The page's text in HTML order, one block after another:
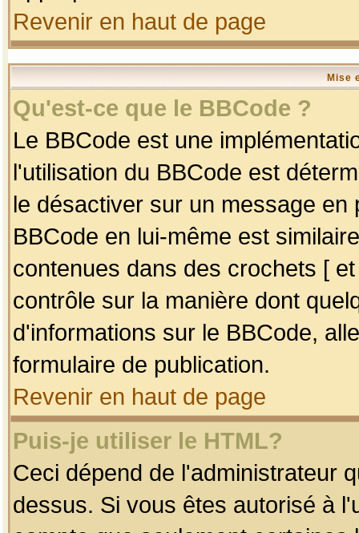
Revenir en haut de page
Mise
Qu'est-ce que le BBCode ?
Le BBCode est une
l'utilisation du BBCode est
le désactiver sur un message
BBCode en lui-même est
contenues dans des crochets [
contrôle sur la manière dont
d'informations sur le BBCode,
formulaire de publication.
Revenir en haut de page
Puis-je utiliser le HTML?
Ceci dépend de l'administrateur
dessus. Si vous êtes autorisé à